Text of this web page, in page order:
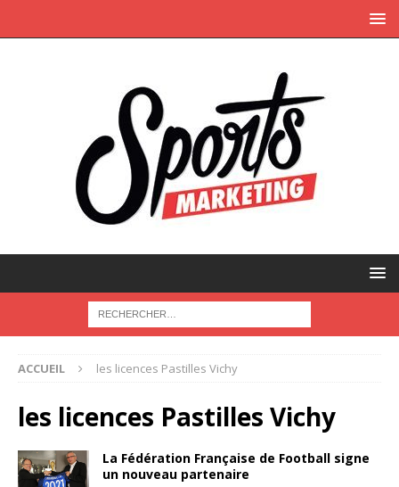
ACCUEIL les licences Pastilles Vichy
les licences Pastilles Vichy
La Fédération Française de Football signe
un nouveau partenaire